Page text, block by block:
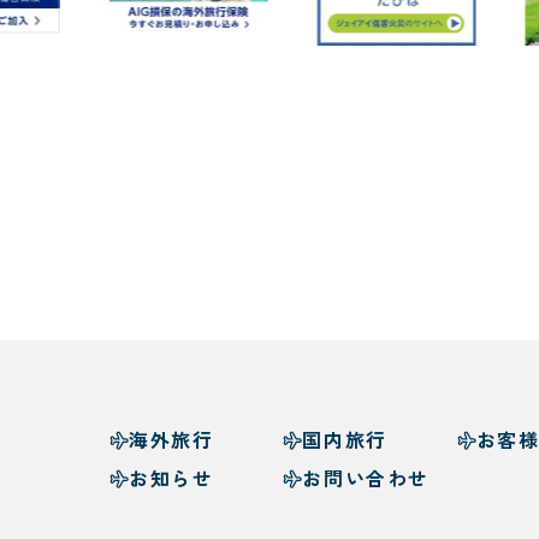
海外旅行 国内旅行
お客
お知らせ
お問い合わせ